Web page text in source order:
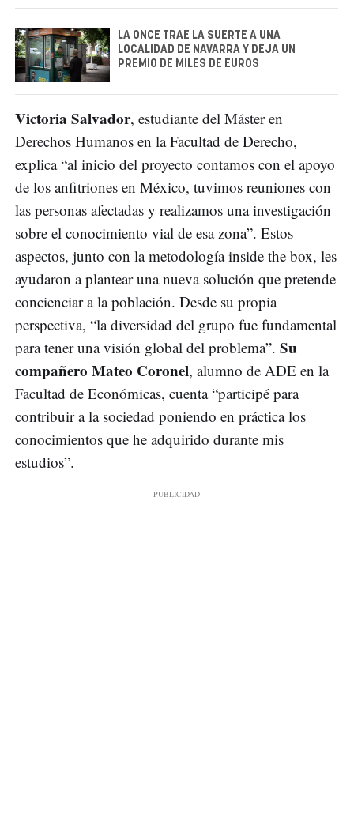
LA ONCE TRAE LA SUERTE A UNA
LOCALIDAD DE NAVARRA Y DEJA UN
PREMIO DE MILES DE EUROS
Victoria Salvador, estudiante del Máster en
Derechos Humanos en la Facultad de Derecho,
explica “al inicio del proyecto contamos con el apoyo
de los anfitriones en México, tuvimos reuniones con
las personas afectadas y realizamos una investigación
sobre el conocimiento vial de esa zona”. Estos
aspectos, junto con la metodología inside the box, les
ayudaron a plantear una nueva solución que pretende
concienciar a la población. Desde su propia
perspectiva, “la diversidad del grupo fue fundamental
para tener una visión global del problema”. Su
compañero Mateo Coronel, alumno de ADE en la
Facultad de Económicas, cuenta “participé para
contribuir a la sociedad poniendo en práctica los
conocimientos que he adquirido durante mis
estudios”.